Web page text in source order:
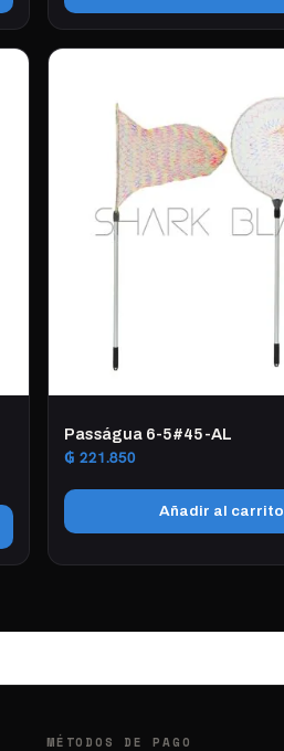
Passágua 6-5#45-AL
₲ 221.850
Añadir al carrito
MÉTODOS DE PAGO